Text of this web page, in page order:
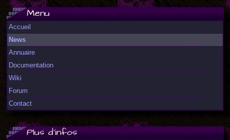
Menu
Accueil
News
Annuaire
Documentation
Wiki
Forum
Contact
Plus d'infos